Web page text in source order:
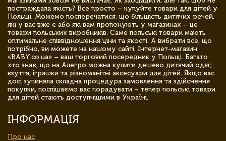
постраждала якість? Все просто – купуйте товари для дітей у
Польщі. Можемо посперечатися, що більшість дитячих речей,
які у вас вже є або які вам пропонують у магазинах – це
товари польських виробників. Саме польські товари мають
оптимальне співвідношення ціни та якості. А вибрати все, що
потрібно, ви можете на нашому сайті. Інтернет-магазин
«BABY.co.ua» – ваш торговий посередник у Польщі. Багато
хто знає, що на Алегро можна купити дешево дитячий одяг,
взуття, іграшки та різноманітні аксесуари для дітей. Якщо вас
досі зупиняла складна процедура замовлення та здійснення
покупки, поспішаємо вас порадувати – тепер польські товари
для дітей стають доступнішими в Україні.
ІНФОРМАЦІЯ
Про нас